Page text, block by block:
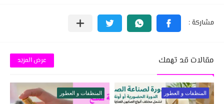
مقالات قد تهمك عرض المزيد
المنظفات و العطور المنظفات و العطور